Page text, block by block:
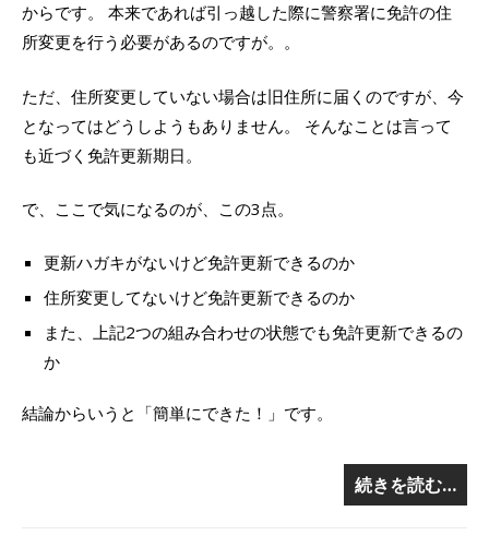
からです。 本来であれば引っ越した際に警察署に免許の住
所変更を行う必要があるのですが。。
ただ、住所変更していない場合は旧住所に届くのですが、今
となってはどうしようもありません。 そんなことは言って
も近づく免許更新期日。
で、ここで気になるのが、この3点。
更新ハガキがないけど免許更新できるのか
住所変更してないけど免許更新できるのか
また、上記2つの組み合わせの状態でも免許更新できるの
か
結論からいうと「簡単にできた！」です。
続きを読む…